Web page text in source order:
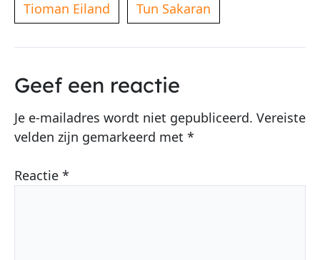
Tioman Eiland
Tun Sakaran
Geef een reactie
Je e-mailadres wordt niet gepubliceerd. Vereiste
velden zijn gemarkeerd met *
Reactie *